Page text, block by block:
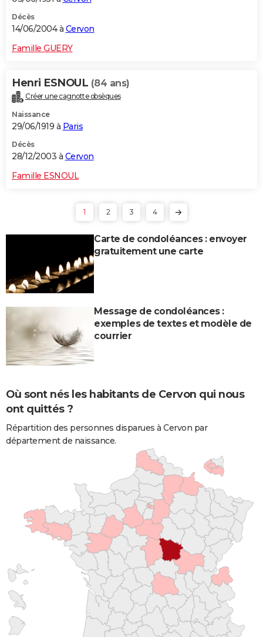
Décès
14/06/2004 à Cervon
Famille GUERY
Henri ESNOUL (84 ans)
Créer une cagnotte obsèques
Naissance
29/06/1919 à Paris
Décès
28/12/2003 à Cervon
Famille ESNOUL
1 2 3 4
Carte de condoléances : envoyer
gratuitement une carte
Message de condoléances :
exemples de textes et modèle de
courrier
Où sont nés les habitants de Cervon qui nous
ont quittés ?
Répartition des personnes disparues à Cervon par
département de naissance.